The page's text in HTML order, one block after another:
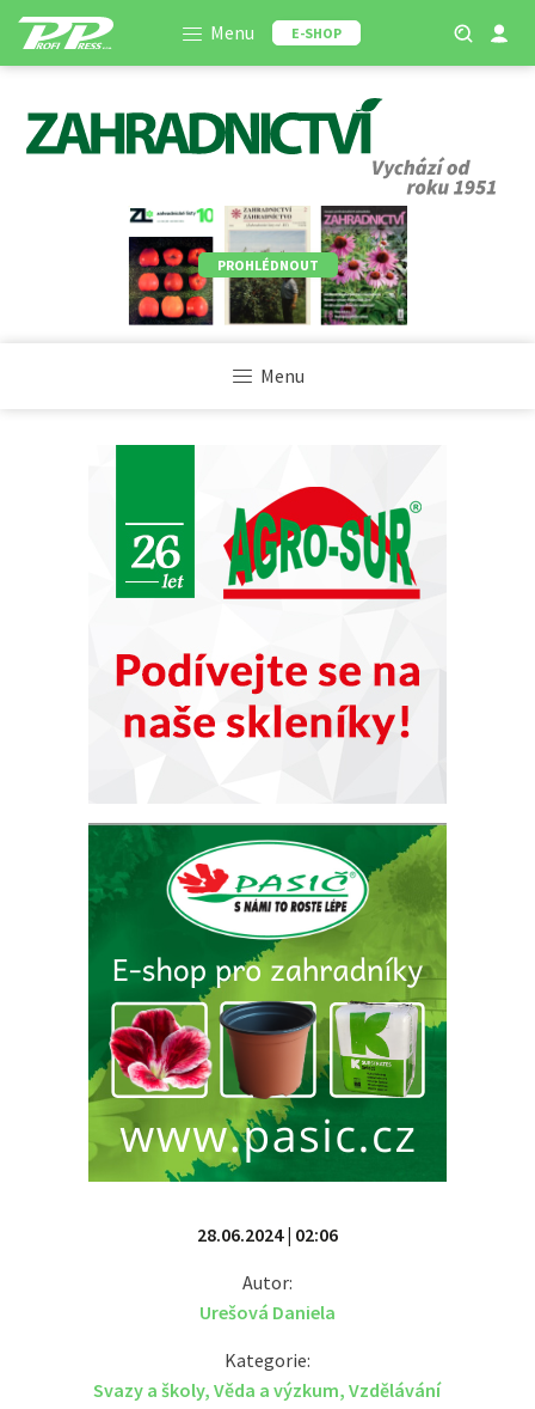
Menu E-SHOP
PROHLÉDNOUT
Menu
28.06.2024 | 02:06
Autor:
Urešová Daniela
Kategorie:
Svazy a školy,Věda a výzkum,Vzdělávání